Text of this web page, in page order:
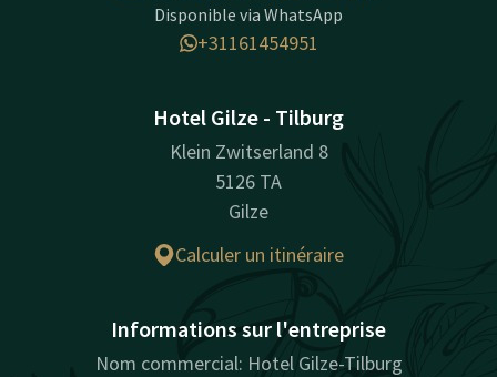
Disponible via WhatsApp
+31161454951
Hotel Gilze - Tilburg
Klein Zwitserland 8
5126 TA
Gilze
Calculer un itinéraire
Informations sur l'entreprise
Nom commercial: Hotel Gilze-Tilburg